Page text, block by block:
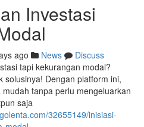
Investasi
ago News
Discuss
tapi kekurangan modal?
solusinya! Dengan platform ini,
tanpa perlu mengeluarkan
saja
32655149/inisiasi-